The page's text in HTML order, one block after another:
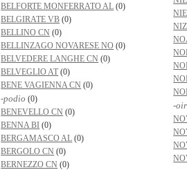
BELFORTE MONFERRATO AL (0)
BELGIRATE VB (0)
BELLINO CN (0)
BELLINZAGO NOVARESE NO (0)
BELVEDERE LANGHE CN (0)
BELVEGLIO AT (0)
BENE VAGIENNA CN (0)
-podio (0)
BENEVELLO CN (0)
BENNA BI (0)
BERGAMASCO AL (0)
BERGOLO CN (0)
BERNEZZO CN (0)
-